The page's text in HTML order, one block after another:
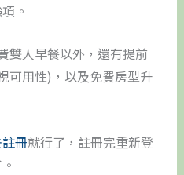
。
雙人早餐以外，還有提前
可用性)，以及免費房型升
冊就行了，註冊完重新登